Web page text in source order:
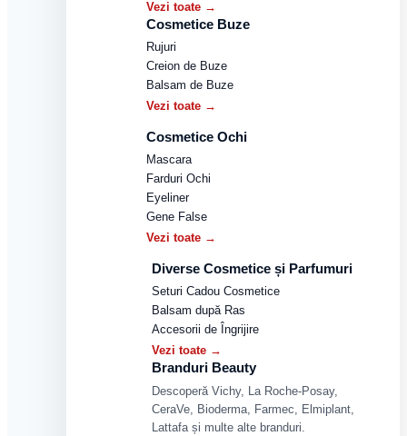
Vezi toate →
Cosmetice Buze
Rujuri
Creion de Buze
Balsam de Buze
Vezi toate →
Cosmetice Ochi
Mascara
Farduri Ochi
Eyeliner
Gene False
Vezi toate →
Diverse Cosmetice și Parfumuri
Seturi Cadou Cosmetice
Balsam după Ras
Accesorii de Îngrijire
Vezi toate →
Branduri Beauty
Descoperă Vichy, La Roche-Posay,
CeraVe, Bioderma, Farmec, Elmiplant,
Lattafa și multe alte branduri.